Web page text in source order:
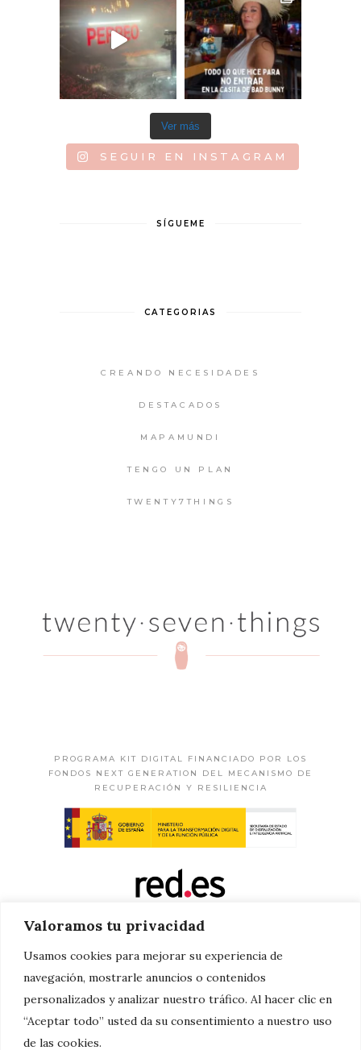
Valoramos tu privacidad
Usamos cookies para mejorar su experiencia de
navegación, mostrarle anuncios o contenidos
personalizados y analizar nuestro tráfico. Al hacer clic en
“Aceptar todo” usted da su consentimiento a nuestro uso
de las cookies.
Ver más
SEGUIR EN INSTAGRAM
SÍGUEME
CATEGORIAS
CREANDO NECESIDADES
DESTACADOS
MAPAMUNDI
TENGO UN PLAN
TWENTY7THINGS
PROGRAMA KIT DIGITAL FINANCIADO POR LOS
FONDOS NEXT GENERATION DEL MECANISMO DE
RECUPERACIÓN Y RESILIENCIA